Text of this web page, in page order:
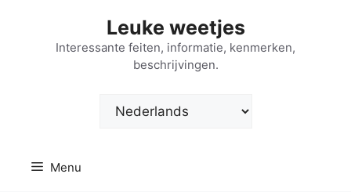
Leuke weetjes
Interessante feiten, informatie, kenmerken,
beschrijvingen.
Kies
Menu